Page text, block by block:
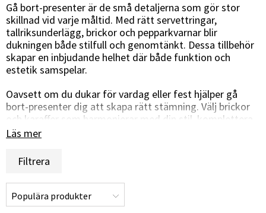
Gå bort-presenter är de små detaljerna som gör stor
skillnad vid varje måltid. Med rätt servettringar,
tallriksunderlägg, brickor och pepparkvarnar blir
dukningen både stilfull och genomtänkt. Dessa tillbehör
skapar en inbjudande helhet där både funktion och
estetik samspelar.
Oavsett om du dukar för vardag eller fest hjälper gå
bort-presenter dig att skapa rätt stämning. Välj brickor
och karaffer som harmonierar med din stil, komplettera
med vackra servettringar och tallriksunderlägg som
trivsam atmosfär.
Högkvalitativa gå bort-presenter gör det enkelt att
kombinera praktiska funktioner med en elegant känsla.
Genomtänkta materialval och tidlös design förhöjer
Läs mer
Filtrera